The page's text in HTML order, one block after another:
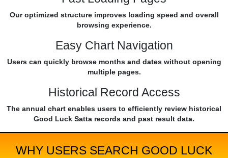
Our optimized structure improves loading speed and overall
browsing experience.
Easy Chart Navigation
Users can quickly browse months and dates without opening
multiple pages.
Historical Record Access
The annual chart enables users to efficiently review historical
Good Luck Satta records and past result data.
WHY USERS SEARCH GOOD LUCK